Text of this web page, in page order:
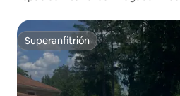
Superanfitrión
Superanfitrión